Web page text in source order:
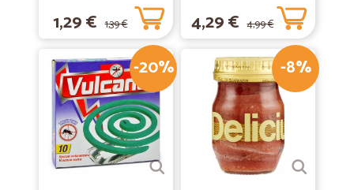
1,29 € 1,39 € 4,29 € 4,99 €
-20% -8%